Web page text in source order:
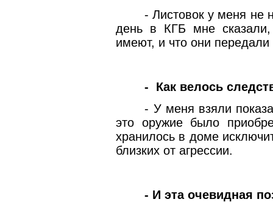
- Листовок у меня не
день в КГБ мне
имеют, и что они
-
Как велось
- У меня взяли
это оружие было
хранилось в доме
близких от агрессии.
- И эта очевидная